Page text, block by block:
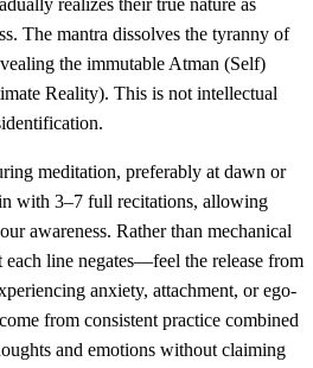
realizes their true nature as
The mantra dissolves the tyranny of
the immutable Atman (Self)
Reality). This is not intellectual
meditation, preferably at dawn or
with 3–7 full recitations, allowing
awareness. Rather than mechanical
line negates—feel the release from
anxiety, attachment, or ego-
from consistent practice combined
and emotions without claiming